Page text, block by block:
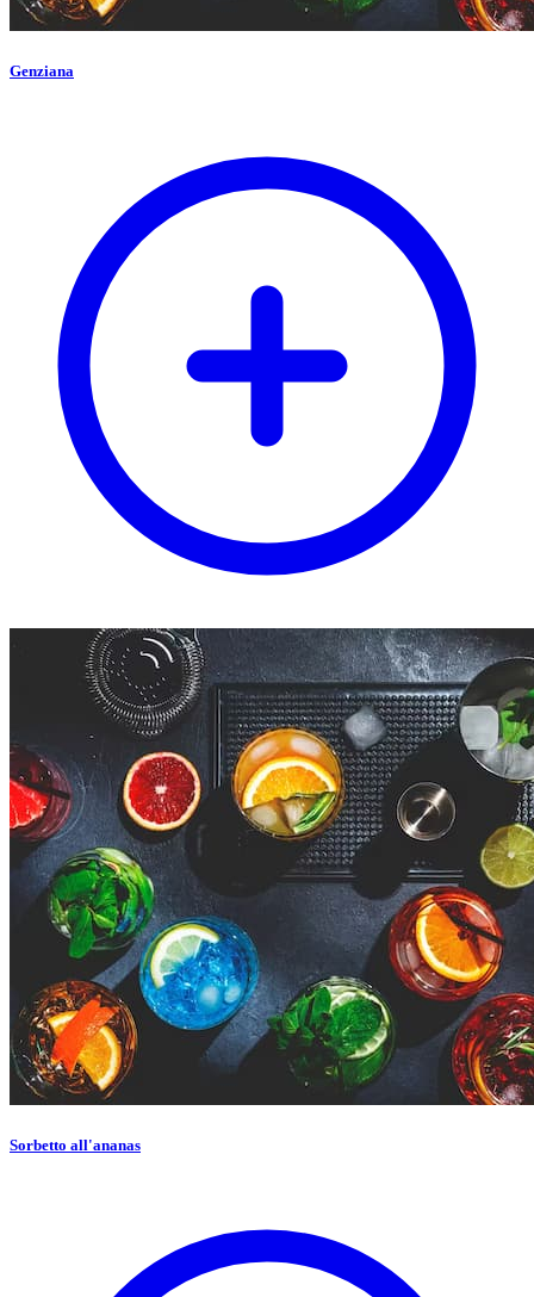
Genziana
Sorbetto all'ananas